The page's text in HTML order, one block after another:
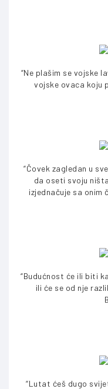
“Ne plašim se vojske
vojske ovaca koju
“Čovek zagledan u
da oseti svoju
izjednačuje sa onim
“Budućnost će ili biti
ili će se od nje
“Lutat ćeš dugo